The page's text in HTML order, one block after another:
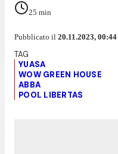
25 min
Pubblicato il 20.11.2023, 00:44
YUASA
WOW GREEN HOUSE
ABBA
POOL LIBERTAS